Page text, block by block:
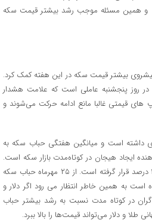
و همین مسئله موجب رشد بیشتر قیمت سکه
بیشتر قیمت سکه در این هفته کمک کرد.
روز پنجشنبه عاملی است که علامت هشدار
قیمتی غالبا مانع ادامه حرکت می‌شوند و
داشته است و میانگین هفتگی حباب سکه به
ایجاد هیجان در کوتاه‌مدت بازار سکه است.
حباب سکه در پایان هفته در کانال ۱۹ درصد قرار گرفته است. از ۲۵ مهرماه حباب سکه
نکرده است به همین خاطر انتظار می رود اگر دلار و
در کوتاه مدت نسبت به رشد بیشتر حباب
و دلار می‌تواند قیمت‌ها را بالا ببرد.